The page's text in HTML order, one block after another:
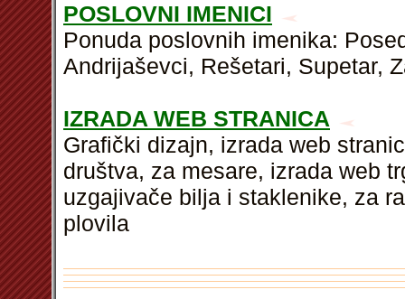
POSLOVNI IMENICI
Ponuda poslovnih imenika:
Andrijaševci, Rešetari, Supetar,
IZRADA WEB STRANICA
Grafički dizajn, izrada web
društva, za mesare, izrada web
uzgajivače bilja i staklenike, za
plovila